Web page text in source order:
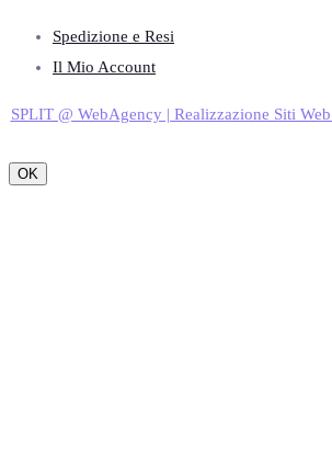
Spedizione e Resi
Il Mio Account
SPLIT @ WebAgency | Realizzazione Siti
OK